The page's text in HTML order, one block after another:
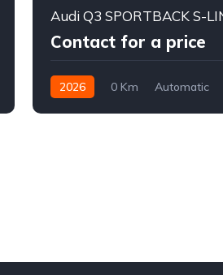
Contact for a price
2026 0 Km
Automatic